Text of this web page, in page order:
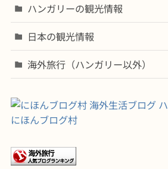
ハンガリーの観光情報
日本の観光情報
海外旅行（ハンガリー以外）
にほんブログ村